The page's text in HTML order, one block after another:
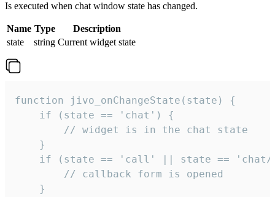
Is executed when chat window state has changed.
Name Type
Description
state
string Current widget state
function jivo_onChangeState(state) {
    if (state == 'chat') {
        // widget is in the chat state
    }
if (state == 'call' || state ==
        // callback form is opened
    }